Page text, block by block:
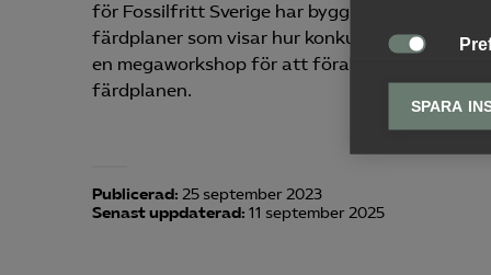
för Fossilfritt Sverige har bygg- och
färdplaner som visar hur konkurrenskraften
en megaworkshop för att förankra arbetet i
färdplanen.
Publicerad: 25 september 2023
Senast uppdaterad: 11 september 2025
SPARA